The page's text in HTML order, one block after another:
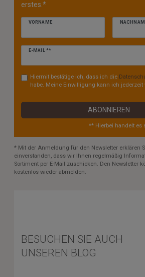
erstes.*
VORNAME
E-MAIL **
Newsletter
Hiermit bestätige ich, dass ich die
habe. Meine Einwilligung kann ich
ABONNIEREN
** Hierbei handelt es
* Mit der Anmeldung für den Newsletter erklären
einverstanden, dass wir Ihnen regelmäßig
Sortiment per E-Mail zuschicken. Den Newsletter
kostenlos wieder abmelden.
BESUCHEN SIE AUCH
UNSEREN BLOG